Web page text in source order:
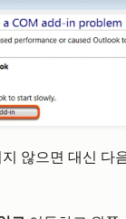
않으면 대신 다